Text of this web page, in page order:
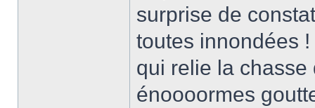
surprise de
toutes innondées
qui relie la
énoooormes